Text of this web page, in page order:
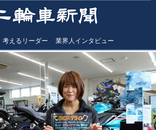
考えるリーダー 業界人インタビュー